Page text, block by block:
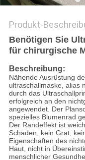
Produkt-
Benötigen Sie
für chirurgische
Beschreibung:
Nähende Ausrüstung
ultraschallmaske, alias
durch das
erfolgreich an den
angewendet. Der
spezielles Blumenrad
Der Randeffekt ist
Schaden, kein Grat,
Eigenschaften des
Haut, nicht in
menschlicher